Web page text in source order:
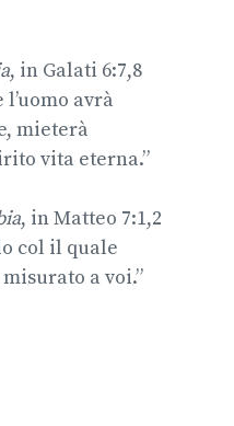
, in Galati 6:7,8
avrà
mieterà
vita eterna.”
, in Matteo 7:1,2
col il quale
a voi.”